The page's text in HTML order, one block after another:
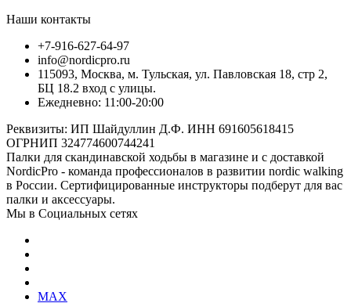
Наши контакты
+7-916-627-64-97
info@nordicpro.ru
115093, Москва, м. Тульская, ул. Павловская 18, стр 2,
БЦ 18.2 вход с улицы.
Ежедневно: 11:00-20:00
Реквизиты: ИП Шайдуллин Д.Ф. ИНН 691605618415
ОГРНИП 324774600744241
Палки для скандинавской ходьбы в магазине и с доставкой
NordicPro - команда профессионалов в развитии nordic walking
в России. Сертифицированные инструкторы подберут для вас
палки и аксессуары.
Мы в Социальных сетях
MAX